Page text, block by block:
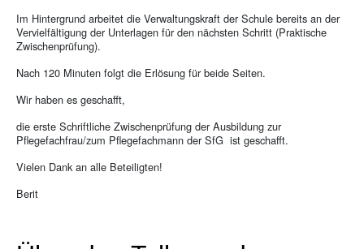
Im Hintergrund arbeitet die Verwaltungskraft der Schule bereits an der
Vervielfältigung der Unterlagen für den nächsten Schritt (Praktische
Zwischenprüfung).
Nach 120 Minuten folgt die Erlösung für beide Seiten.
Wir haben es geschafft,
die erste Schriftliche Zwischenprüfung der Ausbildung zur
Pflegefachfrau/zum Pflegefachmann der SfG ist geschafft.
Vielen Dank an alle Beteiligten!
Berit